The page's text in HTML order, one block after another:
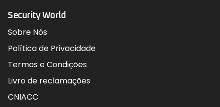
Security World
Sobre Nós
Política de Privacidade
Termos e Condições
Livro de reclamações
CNIACC